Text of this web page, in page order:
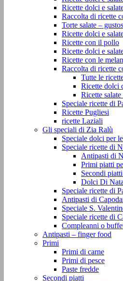
Ricette dolci e
Raccolta di ricette
Torte salate –
Ricette dolci e
Ricette con il pollo
Ricette dolci e
Ricette con le
Raccolta di ricette
Tutte le
Ricette dolci
Ricette
Speciale ricette di
Ricette Pugliesi
ricette Laziali
Gli speciali di Zia Ralù
Speciale dolci per
Speciale ricette di
Antipasti di
Primi piatti
Secondi
Dolci Di
Speciale ricette di
Antipasti di
Speciale S.
Speciale ricette di
Compleanni o
Antipasti – finger food
Primi
Primi di carne
Primi di pesce
Paste fredde
Secondi piatti